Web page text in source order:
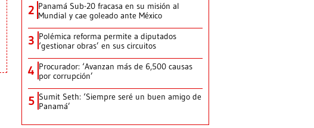
2 Panamá Sub-20 fracasa en su misión al
Mundial y cae goleado ante México
3 Polémica reforma permite a diputados
‘gestionar obras’ en sus circuitos
4 Procurador: ‘Avanzan más de 6,500 causas
por corrupción’
5 Sumit Seth: ‘Siempre seré un buen amigo de
Panamá’